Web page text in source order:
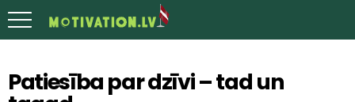
Patiesība par dzīvi – tad un